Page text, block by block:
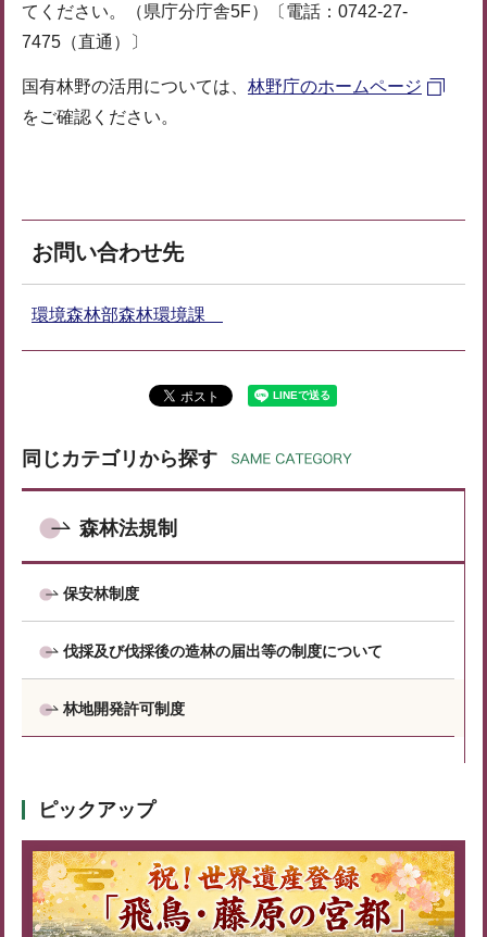
てください。（県庁分庁舎5F）〔電話：0742-27-
7475（直通）〕
国有林野の活用については、 林野庁のホームページ
をご確認ください。
お問い合わせ先
環境森林部森林環境課
同じカテゴリから探す
森林法規制
保安林制度
伐採及び伐採後の造林の届出等の制度について
林地開発許可制度
ピックアップ